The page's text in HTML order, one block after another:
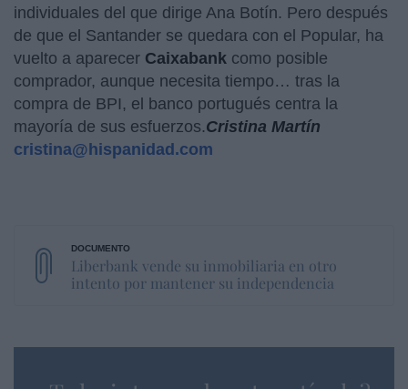
individuales del que dirige Ana Botín. Pero después
de que el Santander se quedara con el Popular, ha
vuelto a aparecer Caixabank como posible
comprador, aunque necesita tiempo… tras la
compra de BPI, el banco portugués centra la
mayoría de sus esfuerzos.Cristina Martín
cristina@hispanidad.com
Liberbank vende su inmobiliaria en otro
intento por mantener su independencia